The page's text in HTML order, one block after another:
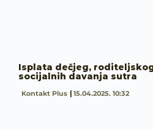
Isplata dečjeg,
socijalnih davanja sutra
Kontakt Plus 15.04.2025. 10:32